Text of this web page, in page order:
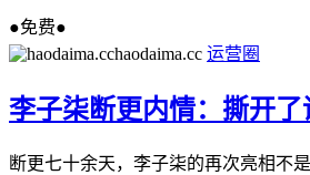
●免费●
haodaima.cc 运营圈
李子柒断更内情：撕开了
断更七十余天，李子柒的再次亮相不